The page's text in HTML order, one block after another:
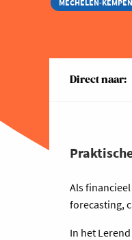
MECHELEN-KEMPEN
Direct naar:
Als
forecasting,
In het